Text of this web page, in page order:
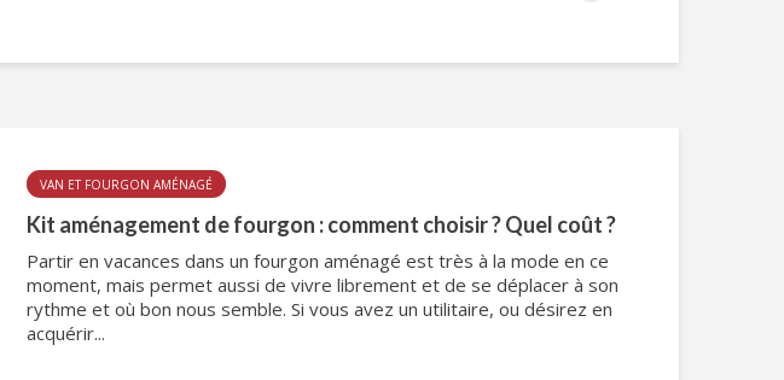
VAN ET FOURGON AMÉNAGÉ
Kit aménagement de fourgon : comment choisir ? Quel coût ?
Partir en vacances dans un fourgon aménagé est très à la mode en ce
moment, mais permet aussi de vivre librement et de se déplacer à son
rythme et où bon nous semble. Si vous avez un utilitaire, ou désirez en
acquérir...